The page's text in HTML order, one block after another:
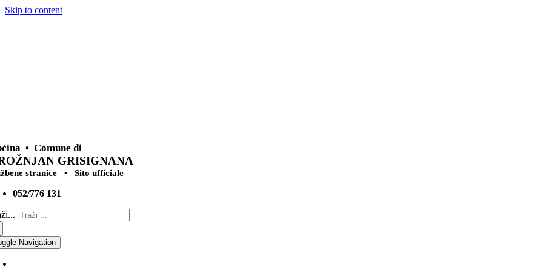
Skip to content
• Comune di
GRISIGNANA
stranice • Sito ufficiale
052/776 131
Navigation